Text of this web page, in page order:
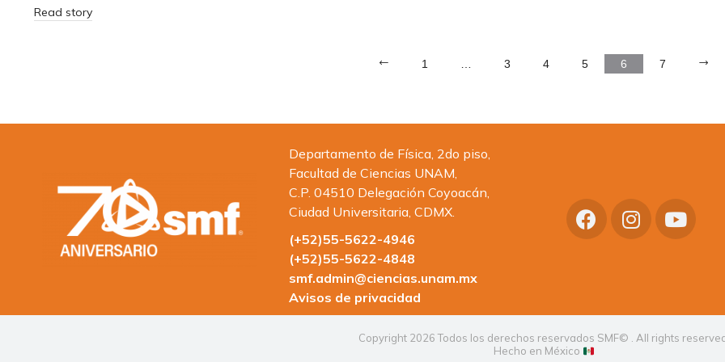
Read story
1 3 4 5 6 7
Departamento de Física, 2do piso,
Facultad de Ciencias UNAM,
C.P. 04510 Delegación Coyoacán,
Ciudad Universitaria, CDMX.
(+52)55-5622-4946
(+52)55-5622-4848
smf.admin@ciencias.unam.mx
Avisos de privacidad
Copyright 2026 Todos los derechos reservados SMF© . All rights
Hecho en México